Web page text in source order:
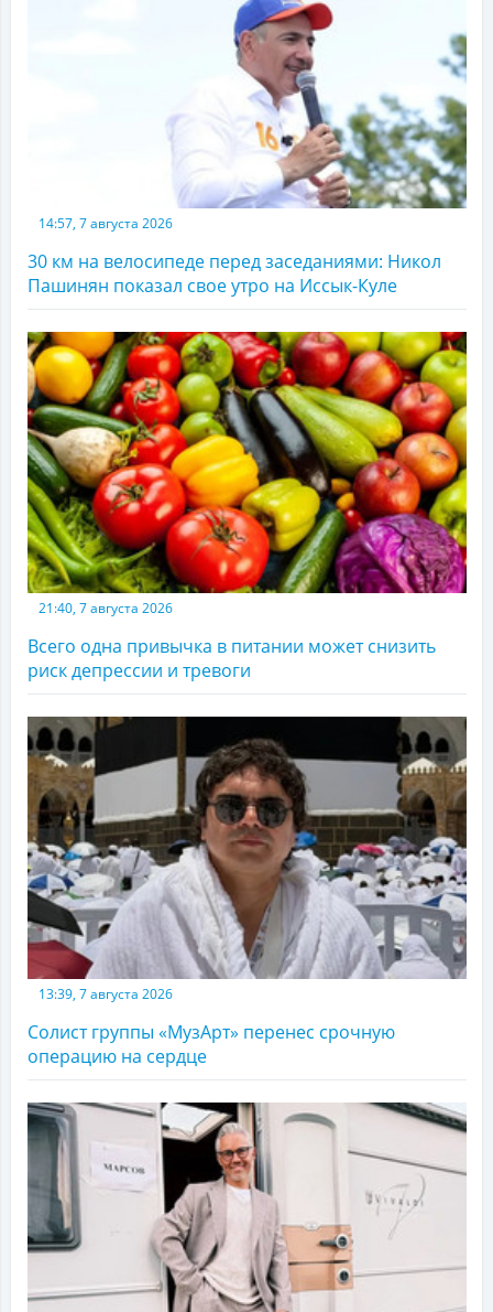
14:57, 7 августа 2026
30 км на велосипеде перед заседаниями: Никол
Пашинян показал свое утро на Иссык-Куле
21:40, 7 августа 2026
Всего одна привычка в питании может снизить
риск депрессии и тревоги
13:39, 7 августа 2026
Солист группы «МузАрт» перенес срочную
операцию на сердце